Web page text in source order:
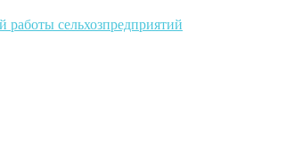
работы сельхозпредприятий